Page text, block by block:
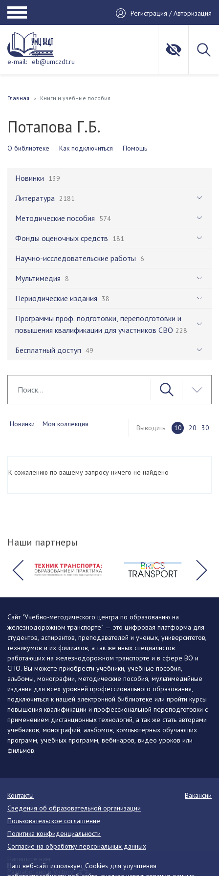
Регистрация / Авторизация
e-mail: eb@umczdt.ru
Главная Книги и учебные пособия
Потапова Г.Б.
О библиотеке Как подключиться Помощь
Новинки 139
Литература 2181
Методические пособия 574
Фонды оценочных средств 181
Научно-исследовательские работы 6
Мультимедия 8
Периодические издания 38
Программы проф. подготовки, переподготовки и
повышения квалификации для участников СВО 228
Бесплатный доступ 49
Новинки Моя коллекция Выводить 10 20 30
К сожалению по вашему запросу ничего не найдено
Наши партнеры
Наш веб-сайт использует Cookies для улучшения
Сайт "Учебно-методического центра по образованию на
железнодорожном транспорте" — это цифровая платформа для
студентов, аспирантов, преподавателей и ученых, университетов,
техникумов и их филиалов, а так же иных специалистов
работающих на железнодорожном транспорте и в сфере ВО и
СПО. Вы можете приобрести учебники, учебные пособия,
альбомы, монографии, методические пособия, мультимедийные
издания для всех уровней профессионального образования,
подключиться к нашей электронной библиотеке или пройти курсы
повышения квалификации и профессиональной переподготовки с
применением дистанционных технологий, а так же стать авторами
учебников, монографий, альбомов, компьютерных обучающих
программ, учебных программ, вебинаров, видео уроков или
фильмов.
Контакты
Вакансии
Сведения об образовательной организации
Пользовательское соглашение
Политика конфиденциальности
Согласие на обработку персональных данных
Разработано в Victory